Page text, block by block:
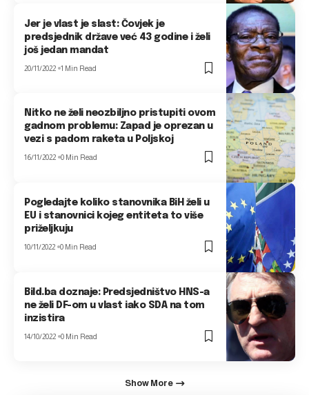
Jer je vlast je slast: Čovjek je
predsjednik države već 43 godine i želi
još jedan mandat
20/11/2022 1 Min Read
Nitko ne želi neozbiljno pristupiti ovom
gadnom problemu: Zapad je oprezan u
vezi s padom raketa u Poljskoj
16/11/2022 0 Min Read
Pogledajte koliko stanovnika BiH želi u
EU i stanovnici kojeg entiteta to više
priželjkuju
10/11/2022 0 Min Read
Bild.ba doznaje: Predsjedništvo HNS-a
ne želi DF-om u vlast iako SDA na tom
inzistira
14/10/2022 0 Min Read
Show More